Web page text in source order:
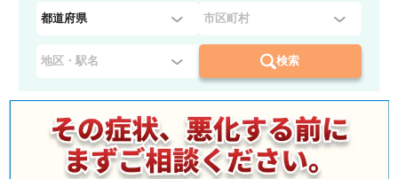
都
県
を
選
択
：
検索